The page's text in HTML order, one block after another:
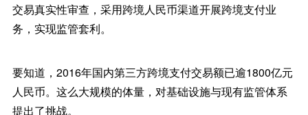
交易真实性审查，采用跨境人民币渠道开展跨境支付业
务，实现监管套利。
要知道，2016年国内第三方跨境支付交易额已逾1800亿元
人民币。这么大规模的体量，对基础设施与现有监管体系
提出了挑战。